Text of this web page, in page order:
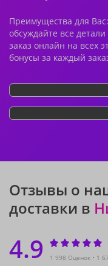
Преимущества для
обсуждайте все
заказ онлайн на всех
бонусы за каждый
Отзывы о
доставки в
4.9 1 998 Оценок 1